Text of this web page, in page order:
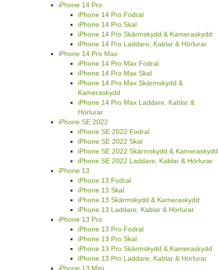
iPhone 14 Pro
iPhone 14 Pro Fodral
iPhone 14 Pro Skal
iPhone 14 Pro Skärmskydd & Kameraskydd
iPhone 14 Pro Laddare, Kablar & Hörlurar
iPhone 14 Pro Max
iPhone 14 Pro Max Fodral
iPhone 14 Pro Max Skal
iPhone 14 Pro Max Skärmskydd &
Kameraskydd
iPhone 14 Pro Max Laddare, Kablar &
Hörlurar
iPhone SE 2022
iPhone SE 2022 Fodral
iPhone SE 2022 Skal
iPhone SE 2022 Skärmskydd & Kameraskydd
iPhone SE 2022 Laddare, Kablar & Hörlurar
iPhone 13
iPhone 13 Fodral
iPhone 13 Skal
iPhone 13 Skärmskydd & Kameraskydd
iPhone 13 Laddare, Kablar & Hörlurar
iPhone 13 Pro
iPhone 13 Pro Fodral
iPhone 13 Pro Skal
iPhone 13 Pro Skärmskydd & Kameraskydd
iPhone 13 Pro Laddare, Kablar & Hörlurar
iPhone 13 Mini